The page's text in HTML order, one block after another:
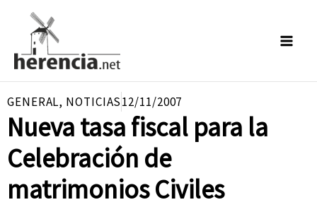
contenido
GENERAL, NOTICIAS12/11/2007
Nueva tasa fiscal para la
Celebración de
matrimonios Civiles